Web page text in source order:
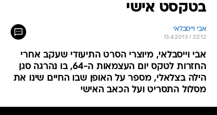
בטקסט אישי
אבי וייסבלאי
13.4.2013 / 22:12
אבי וייסבלאי, מיוצרי הסרט התיעודי שעקב אחרי
החזרות לטקס יום העצמאות ה-64, בו נהרגה סגן
הילה בצלאלי, מספר על האופן שבו החיים שינו את
מסלול התסריט ועל הכאב האישי